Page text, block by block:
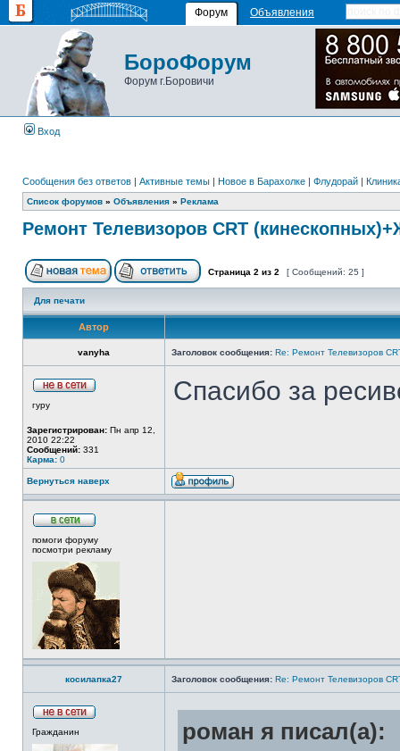
Форум Объявления
БороФорум
Форум г.Боровичи
Вход
Сообщения без ответов | Активные темы | Новое в Барахолке | Флудорай |
Список форумов » Объявления » Реклама
Ремонт Телевизоров CRT
Страница 2 из 2 [ Сообщений: 25 ]
Для печати
Автор
vanyha Заголовок сообщения: Re: Ремонт Телевизоров
гуру
Зарегистрирован: Пн апр 12,
2010 22:22
Сообщений: 331
Карма: 0
Спасибо за
Вернуться наверх
помоги форуму
посмотри рекламу
косилапка27 Заголовок сообщения: Re: Ремонт Телевизоров
Гражданин роман я писал(а):